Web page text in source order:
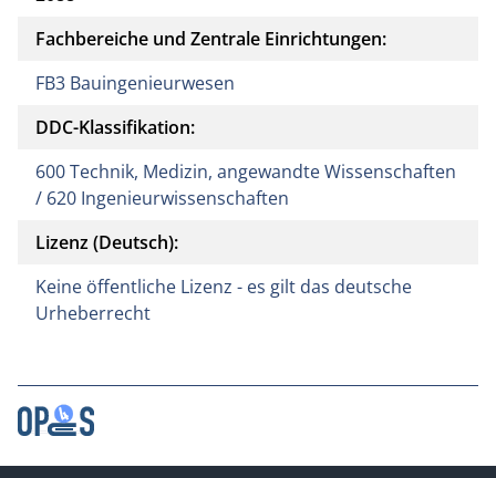
Fachbereiche und Zentrale Einrichtungen:
FB3 Bauingenieurwesen
DDC-Klassifikation:
600 Technik, Medizin, angewandte Wissenschaften
/ 620 Ingenieurwissenschaften
Lizenz (Deutsch):
Keine öffentliche Lizenz - es gilt das deutsche
Urheberrecht